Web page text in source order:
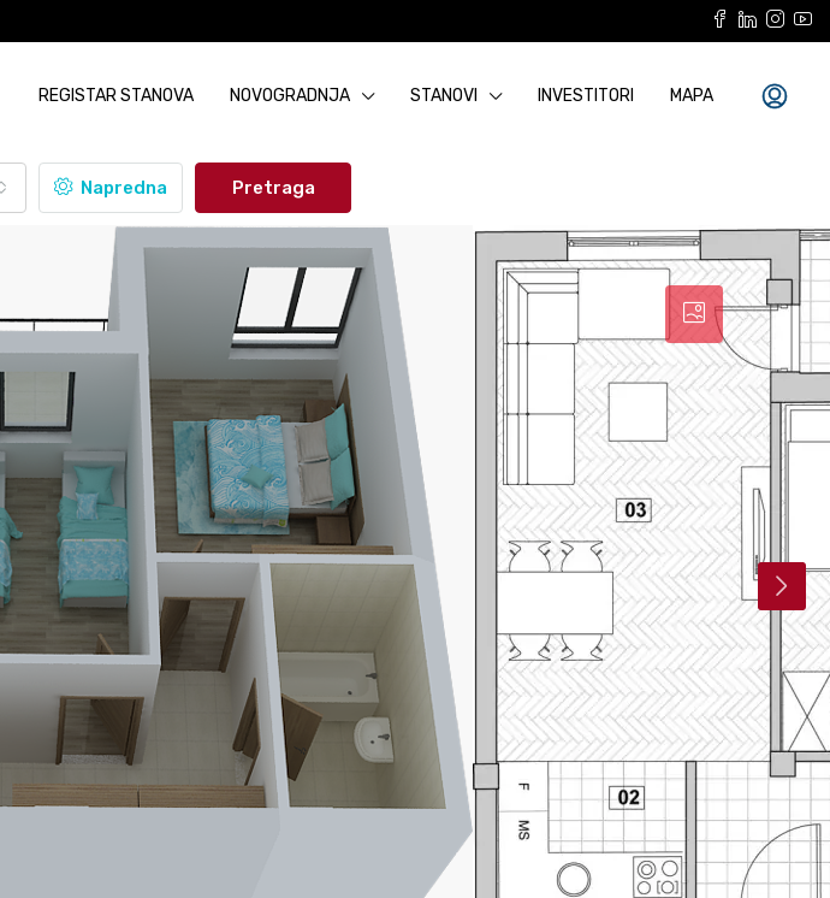
REGISTAR STANOVA NOVOGRADNJA STANOVI INVESTITORI MAPA
Napredna Pretraga